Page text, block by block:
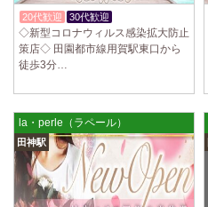
20代歓迎 30代歓迎
◇新型コロナウィルス感染拡大防止
策店◇ 田園都市線用賀駅東口から
徒歩3分…
la・perle（ラペール）
田神駅